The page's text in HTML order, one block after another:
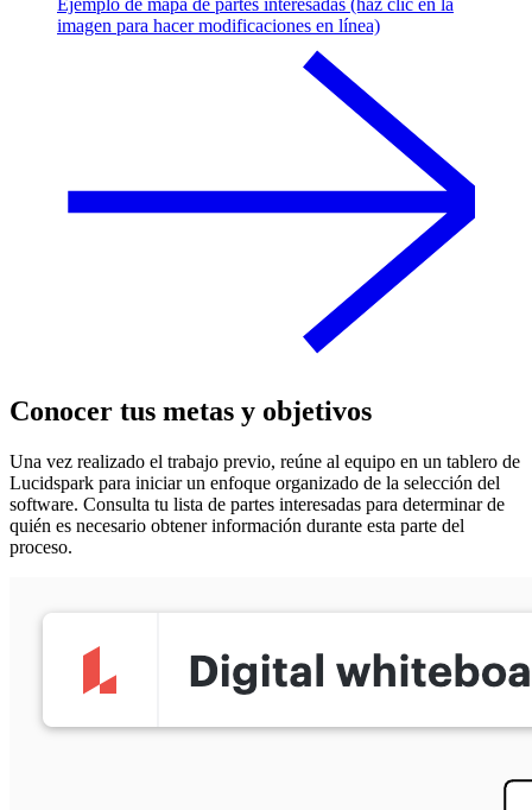
Ejemplo de mapa de partes interesadas (haz clic en la
imagen para hacer modificaciones en línea)
Conocer tus metas y objetivos
Una vez realizado el trabajo previo, reúne al equipo en un tablero de
Lucidspark para iniciar un enfoque organizado de la selección del
software. Consulta tu lista de partes interesadas para determinar de
quién es necesario obtener información durante esta parte del
proceso.